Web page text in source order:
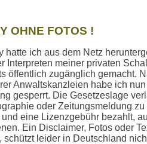
OHNE FOTOS !
hatte ich aus dem Netz
Interpreten meiner privaten
öffentlich zugänglich gemacht.
Anwaltskanzleien habe ich
gesperrt. Die Gesetzeslage
oder Zeitungsmeldung
eine Lizenzgebühr bezahlt,
Ein Disclaimer, Fotos oder
schützt leider in Deutschland